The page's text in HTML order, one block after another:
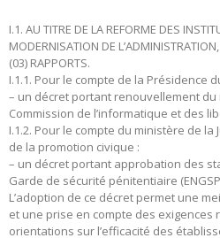
I.1. AU TITRE DE LA REFORME DES
MODERNISATION DE
(03) RAPPORTS.
I.1.1. Pour le compte de la Présidence
– un décret portant renouvellement du
Commission de l’informatique et des
I.1.2. Pour le compte du ministère de
de la promotion civique :
– un décret portant approbation des
Garde de sécurité pénitentiaire
L’adoption de ce décret permet une
et une prise en compte des exigences
orientations sur l’efficacité des